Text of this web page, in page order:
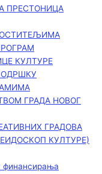
ПРЕСТОНИЦА
КУЛТУРЕ
ГРАДА НОВОГ
ГРАДОВА
КУЛТУРЕ)
финансирања